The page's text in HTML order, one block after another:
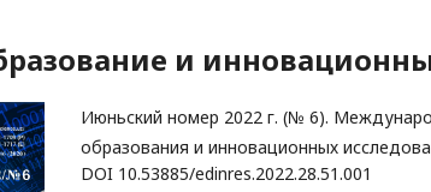
и
Июньский номер 2022 г. (№ 6).
образования и инновационных
DOI 10.53885/edinres.2022.28.51.001